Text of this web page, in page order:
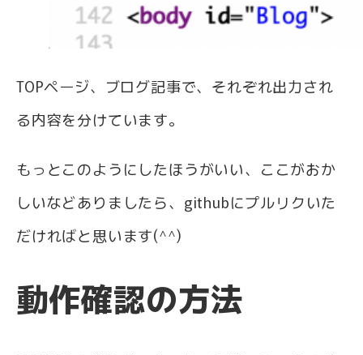
TOPページ、ブログ記事で、それぞれ出力され
る内容を分けています。
もっとこのようにしたほうがいい、ここがおか
しいなどありましたら、githubにプルリクいた
だければと思います(^^)
動作確認の方法